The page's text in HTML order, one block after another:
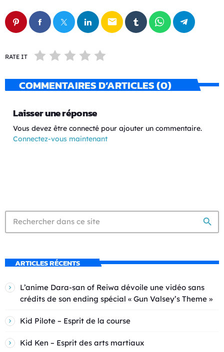
email
RATE IT
COMMENTAIRES D’ARTICLES (0)
Laisser une réponse
Vous devez être connecté pour ajouter un commentaire.
Connectez-vous maintenant
search
ARTICLES RÉCENTS
L’anime Dara-san of Reiwa dévoile une vidéo sans
crédits de son ending spécial « Gun Valsey’s Theme »
Kid Pilote – Esprit de la course
Kid Ken – Esprit des arts martiaux